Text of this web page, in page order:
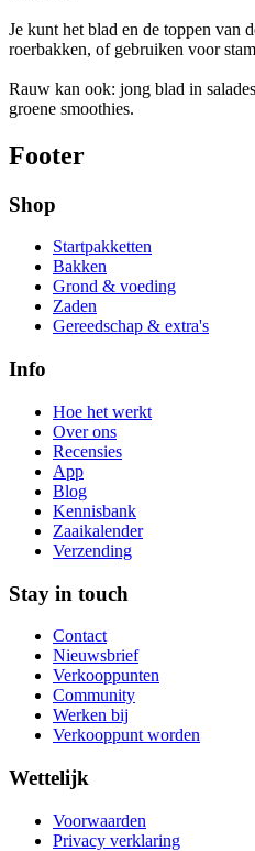
Je kunt het blad en de toppen van
roerbakken, of gebruiken voor
Rauw kan ook: jong blad in
groene smoothies.
Footer
Shop
Startpakketten
Bakken
Grond & voeding
Zaden
Gereedschap & extra's
Info
Hoe het werkt
Over ons
Recensies
App
Blog
Kennisbank
Zaaikalender
Verzending
Stay in touch
Contact
Nieuwsbrief
Verkooppunten
Community
Werken bij
Verkooppunt worden
Wettelijk
Voorwaarden
Privacy verklaring